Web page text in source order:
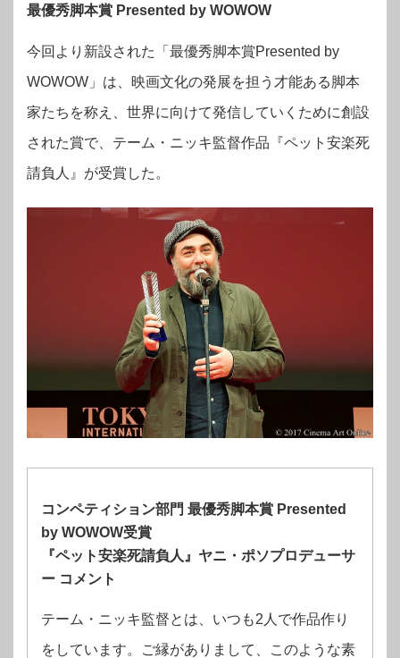
最優秀脚本賞 Presented by WOWOW
今回より新設された「最優秀脚本賞Presented by
WOWOW」は、映画文化の発展を担う才能ある脚本
家たちを称え、世界に向けて発信していくために創設
された賞で、テーム・ニッキ監督作品『ペット安楽死
請負人』が受賞した。
コンペティション部門 最優秀脚本賞 Presented
by WOWOW受賞
『ペット安楽死請負人』ヤニ・ポソプロデューサ
ー コメント
テーム・ニッキ監督とは、いつも2人で作品作り
をしています。ご縁がありまして、このような素